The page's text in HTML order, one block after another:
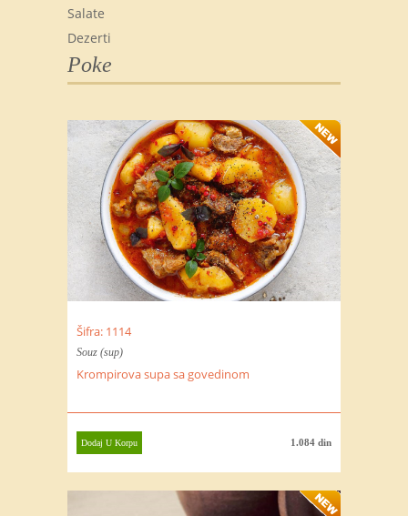
Salate
Dezerti
Poke
Šifra: 1114
Souz (sup)
Krompirova supa sa govedinom
1.084 din
Dodaj U Korpu